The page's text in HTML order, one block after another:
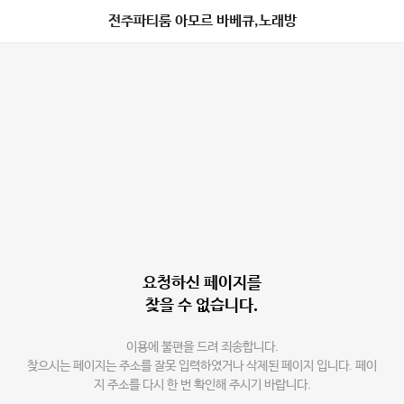
전주파티룸 아모르 바베큐,노래방
요청하신 페이지를
찾을 수 없습니다.
이용에 불편을 드려 죄송합니다.
찾으시는 페이지는 주소를 잘못 입력하였거나 삭제된 페이지 입니다. 페이
지 주소를 다시 한 번 확인해 주시기 바랍니다.